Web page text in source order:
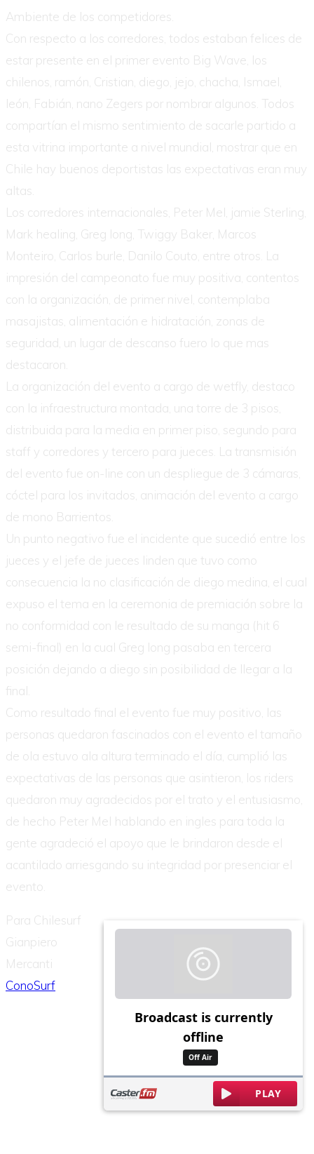
Ambiente de los competidores.
Con respecto a los corredores, todos estaban felices de
estar presente en el primer evento Big Wave, los
chilenos, ramón, Cristian, diego, jejo, chacha, Ismael,
león, Fabián, nano Zegers por nombrar algunos. Todos
compartían el mismo sentimiento de sacarle partido a
esta vitrina importante a nivel mundial, mostrar que en
Chile hay buenos deportistas las expectativas eran muy
altas.
Los corredores internacionales, Peter Mel, jamie Sterling,
Mark healing, Greg long, Twiggy Baker, Marcos
Monteiro, Carlos burle, Danilo Couto, entre otros. La
impresión del campeonato fue muy positiva, contentos
con la organización, de primer nivel, contemplaba
masajistas, alimentación e hidratación, zonas de
seguridad, un lugar de descanso fuero lo que mas
destacaron.
La organización del evento a cargo de wetfly, destaco
con la infraestructura montada, una torre de 3 pisos,
distribuida para la media en primer piso, segundo para
staff y corredores y tercero para jueces. La transmisión
del evento fue on-line con un despliegue de 3 cámaras,
cóctel para los invitados, animación del evento a cargo
de mono Barrientos.
Un punto negativo fue el incidente que sucedió entre los
jueces y el jefe de jueces linden que tuvo como
consecuencia la no clasificación de diego medina, el cual
expuso el tema en la ceremonia de premiación sobre la
no conformidad con le resultado de su manga (hit 6
semi-final) en la cual Greg long pasaba en tercera
posición dejando a diego sin posibilidad de llegar a la
final.
Como resultado final el evento fue muy positivo, las
personas quedaron fascinados con el evento el tamaño
de ola estuvo ala altura terminado el día, cumplió las
expectativas de las personas que asintieron, los riders
quedaron muy agradecidos por el trato y el entusiasmo,
de hecho Peter Mel hablando en ingles para toda la
gente agradeció el apoyo que le brindaron desde el
acantilado arriesgando su integridad por presenciar el
evento.
Para Chilesurf
Gianpiero
Mercanti
ConoSurf